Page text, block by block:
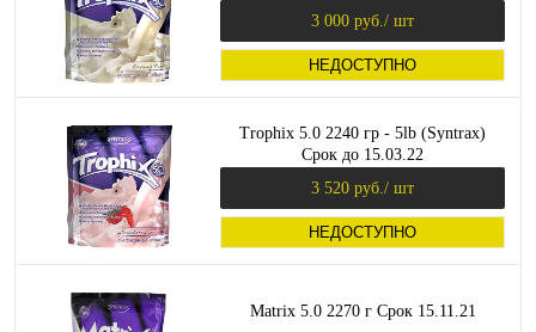
3 000 руб. / шт
НЕДОСТУПНО
Trophix 5.0 2240 гр - 5lb (Syntrax)
Срок до 15.03.22
3 520 руб. / шт
НЕДОСТУПНО
Matrix 5.0 2270 г Срок 15.11.21